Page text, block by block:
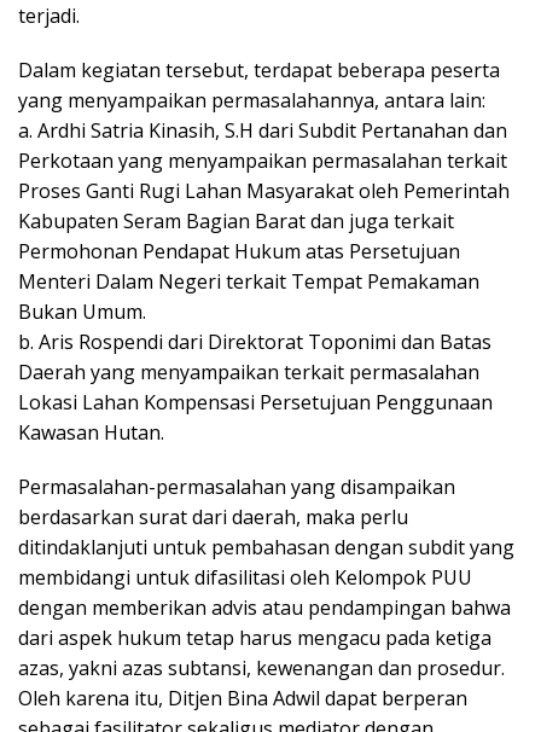
terjadi.
Dalam kegiatan tersebut, terdapat beberapa peserta
yang menyampaikan permasalahannya, antara lain:
a. Ardhi Satria Kinasih, S.H dari Subdit Pertanahan dan
Perkotaan yang menyampaikan permasalahan terkait
Proses Ganti Rugi Lahan Masyarakat oleh Pemerintah
Kabupaten Seram Bagian Barat dan juga terkait
Permohonan Pendapat Hukum atas Persetujuan
Menteri Dalam Negeri terkait Tempat Pemakaman
Bukan Umum.
b. Aris Rospendi dari Direktorat Toponimi dan Batas
Daerah yang menyampaikan terkait permasalahan
Lokasi Lahan Kompensasi Persetujuan Penggunaan
Kawasan Hutan.
Permasalahan-permasalahan yang disampaikan
berdasarkan surat dari daerah, maka perlu
ditindaklanjuti untuk pembahasan dengan subdit yang
membidangi untuk difasilitasi oleh Kelompok PUU
dengan memberikan advis atau pendampingan bahwa
dari aspek hukum tetap harus mengacu pada ketiga
azas, yakni azas subtansi, kewenangan dan prosedur.
Oleh karena itu, Ditjen Bina Adwil dapat berperan